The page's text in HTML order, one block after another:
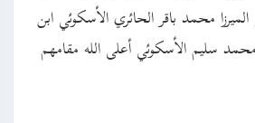
محمد باقر الحائري الأسكوئي ابن
محمد سليم الأسكوئي أعلى الله مقامهم